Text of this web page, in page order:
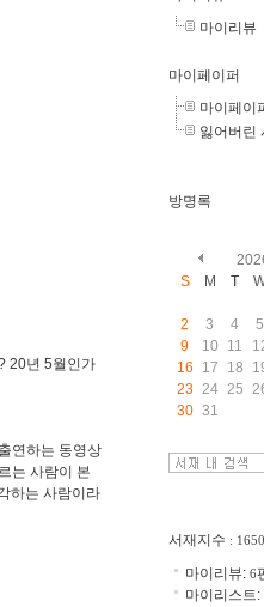
20년 5월인가
연하는 동영상
는 사람이 본
하는 사람이라
마이리뷰
마이페이퍼
마이페이
잃어버린
방명록
S
M T
2
3 4 5
9
10 11
16
17 18
23 24 25
30 31
서재지수 :
마이리뷰: 6
마이리스트: